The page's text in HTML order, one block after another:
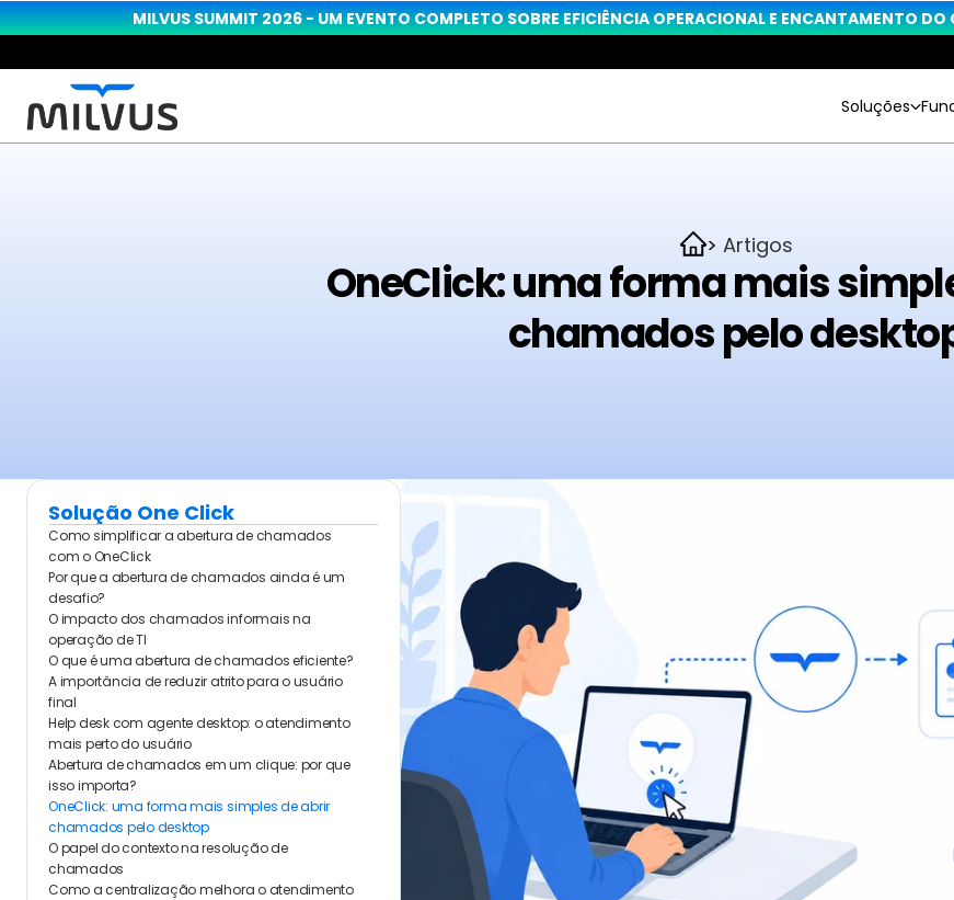
MILVUS SUMMIT 2026 - UM EVENTO COMPLETO SOBRE EFICIÊNCIA OPERACIONAL E ENCANTAMENTO DO
Soluções
> Artigos
OneClick: uma forma mais
chamados pelo
Solução One Click
Como simplificar a abertura de chamados
com o OneClick
Por que a abertura de chamados ainda é um
desafio?
O impacto dos chamados informais na
operação de TI
O que é uma abertura de chamados eficiente?
A importância de reduzir atrito para o usuário
final
Help desk com agente desktop: o atendimento
mais perto do usuário
Abertura de chamados em um clique: por que
isso importa?
OneClick: uma forma mais simples de abrir
chamados pelo desktop
O papel do contexto na resolução de
chamados
Como a centralização melhora o atendimento